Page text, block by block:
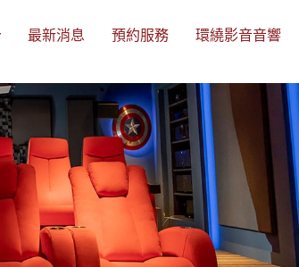
最新消息 預約服務 環繞影音音響